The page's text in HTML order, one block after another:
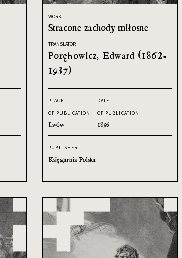
WORK
Stracone zachody miłosne
TRANSLATOR
Porębowicz, Edward (1862-
1937)
PLACE
OF PUBLICATION
Lwów
DATE
OF PUBLICATION
1895
PUBLISHER
Księgarnia Polska